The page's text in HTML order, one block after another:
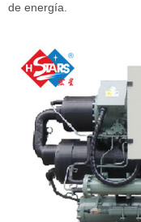
de energía.